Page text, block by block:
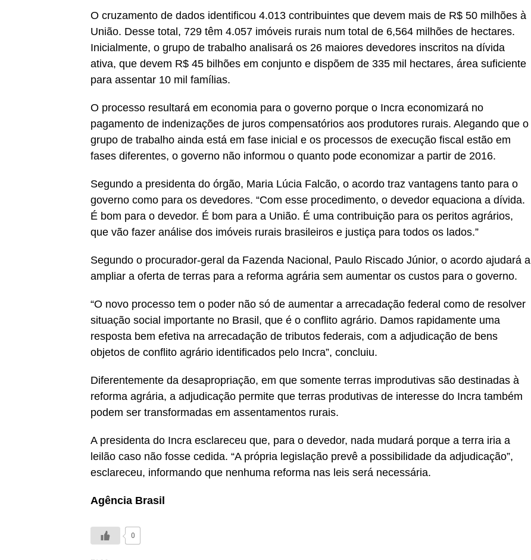
O cruzamento de dados identificou 4.013 contribuintes que devem mais de R$ 50 milhões à
União. Desse total, 729 têm 4.057 imóveis rurais num total de 6,564 milhões de hectares.
Inicialmente, o grupo de trabalho analisará os 26 maiores devedores inscritos na dívida
ativa, que devem R$ 45 bilhões em conjunto e dispõem de 335 mil hectares, área suficiente
para assentar 10 mil famílias.
O processo resultará em economia para o governo porque o Incra economizará no
pagamento de indenizações de juros compensatórios aos produtores rurais. Alegando que o
grupo de trabalho ainda está em fase inicial e os processos de execução fiscal estão em
fases diferentes, o governo não informou o quanto pode economizar a partir de 2016.
Segundo a presidenta do órgão, Maria Lúcia Falcão, o acordo traz vantagens tanto para o
governo como para os devedores. “Com esse procedimento, o devedor equaciona a dívida.
É bom para o devedor. É bom para a União. É uma contribuição para os peritos agrários,
que vão fazer análise dos imóveis rurais brasileiros e justiça para todos os lados.”
Segundo o procurador-geral da Fazenda Nacional, Paulo Riscado Júnior, o acordo ajudará a
ampliar a oferta de terras para a reforma agrária sem aumentar os custos para o governo.
“O novo processo tem o poder não só de aumentar a arrecadação federal como de resolver
situação social importante no Brasil, que é o conflito agrário. Damos rapidamente uma
resposta bem efetiva na arrecadação de tributos federais, com a adjudicação de bens
objetos de conflito agrário identificados pelo Incra”, concluiu.
Diferentemente da desapropriação, em que somente terras improdutivas são destinadas à
reforma agrária, a adjudicação permite que terras produtivas de interesse do Incra também
podem ser transformadas em assentamentos rurais.
A presidenta do Incra esclareceu que, para o devedor, nada mudará porque a terra iria a
leilão caso não fosse cedida. “A própria legislação prevê a possibilidade da adjudicação”,
esclareceu, informando que nenhuma reforma nas leis será necessária.
Agência Brasil
0